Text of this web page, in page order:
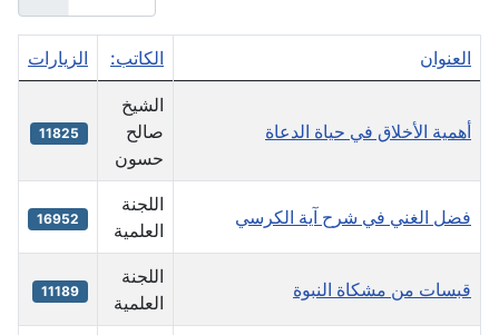
العنوان الكاتب: الزيارات
أهمية الأخلاق في حياة الدعاة
الشيخ
صالح
حسون
11825
فضل الغني في شرح آية الكرسي
اللجنة
العلمية
16952
قبسات من مشكاة النبوة
اللجنة
العلمية
11189